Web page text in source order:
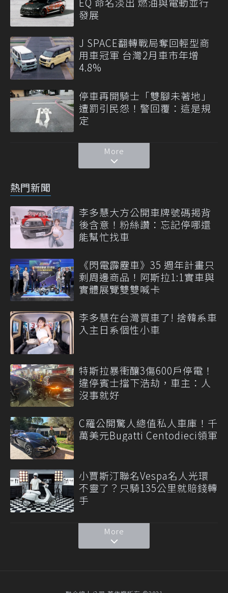
發展
J SPACE翻轉戰局奪回輕型商
用車冠軍 台灣2月車市年增
4.8%
停車再開騎士「雙腳未著地」
遭罰引民怨！警回覆：這是規
定
More
熱門新聞
李多慧大方公開車牌號碼揭背
後含意！粉絲讚：忘記停哪還
能幫忙找車
《閃電霹靂車》35 週年計畫只
剩周邊商品！阿斯拉1:1實車與
實體展覽雙雙喊卡
李多慧在台灣買車了! 捨韓系車
入主日系個性小車
特斯拉暴衝釀3傷600戶停電！
違停賓士擋下浩劫，車主：人
沒事就好
C羅公開驚人總值私人車庫！千
萬美元Bugatti Centodieci領軍
小賈斯汀聯名Vespa名人光環
不靈了？只騎135公里就賠錢轉
手
More